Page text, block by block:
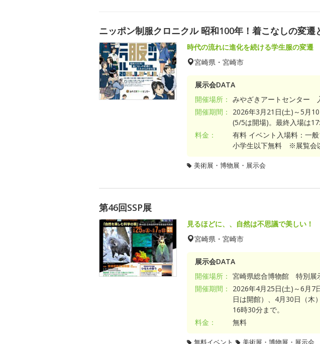
ニッポン制服クロニクル 昭和100年！着こなしの変遷
時代の流れに進化を続ける学生服の変遷
宮崎県・宮崎市
展示会DATA
開催場所： みやざきアートセンター
開催期間：
2026年3月21日(土)～5月
(5/5は開場)。最終入場は
料金：
有料 イベント入場料：一
小学生以下無料 ※展覧会
美術展・博物展・展示会
第46回SSP展
見るほどに、、自然は不思議で美しい！
宮崎県・宮崎市
展示会DATA
開催場所： 宮崎県総合博物館 特別展
開催期間：
2026年4月25日(土)～6月7
日は開館）、4月30日（木
16時30分まで。
料金：
無料
無料イベント 美術展・博物展・展示会